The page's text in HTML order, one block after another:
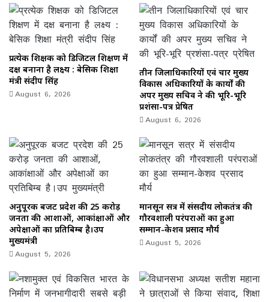
प्रत्येक शिक्षक को डिजिटल शिक्षण में
दक्ष बनाना है लक्ष्य : बेसिक शिक्षा
मंत्री संदीप सिंह
August 6, 2026
तीन जिलाधिकारियों एवं चार मुख्य
विकास अधिकारियों के कार्यों की
अपर मुख्य सचिव ने की भूरि-भूरि
प्रशंसा-पत्र प्रेषित
August 6, 2026
अनुपूरक बजट प्रदेश की 25 करोड़
जनता की आशाओं, आकांक्षाओं और
अपेक्षाओं का प्रतिबिम्ब है।उप
मुख्यमंत्री
August 5, 2026
मानसून सत्र में संसदीय लोकतंत्र की
गौरवशाली परंपराओं का हुआ
सम्मान-केशव प्रसाद मौर्य
August 5, 2026